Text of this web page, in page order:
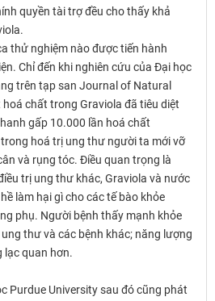
quyền tài trợ đều cho thấy khả
thử nghiệm nào được tiến hành
Chỉ đến khi nghiên cứu của Đại học
trên tạp san Journal of Natural
chất trong Graviola đã tiêu diệt
gấp 10.000 lần hoá chất
hoá trị ung thư người ta mới vỡ
và rụng tóc. Điều quan trọng là
trị ung thư khác, Graviola và nước
làm hại gì cho các tế bào khỏe
phụ. Người bệnh thấy mạnh khỏe
thư và các bệnh khác; năng lượng
lạc quan hơn.
Purdue University sau đó cũng phát